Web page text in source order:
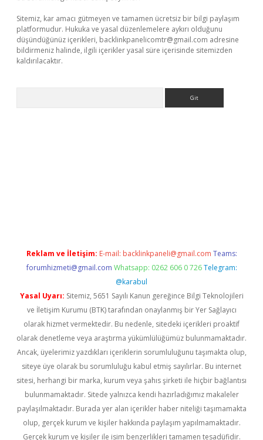
Sitemiz, kar amacı gütmeyen ve tamamen ücretsiz bir bilgi paylaşım
platformudur. Hukuka ve yasal düzenlemelere aykırı olduğunu
düşündüğünüz içerikleri, backlinkpanelicomtr@gmail.com adresine
bildirmeniz halinde, ilgili içerikler yasal süre içerisinde sitemizden
kaldırılacaktır.
Reklam ve İletişim: E-mail: backlinkpaneli@gmail.com Teams:
forumhizmeti@gmail.com Whatsapp: 0262 606 0 726 Telegram:
@karabul
Yasal Uyarı: Sitemiz, 5651 Sayılı Kanun gereğince Bilgi Teknolojileri
ve İletişim Kurumu (BTK) tarafından onaylanmış bir Yer Sağlayıcı
olarak hizmet vermektedir. Bu nedenle, sitedeki içerikleri proaktif
olarak denetleme veya araştırma yükümlülüğümüz bulunmamaktadır.
Ancak, üyelerimiz yazdıkları içeriklerin sorumluluğunu taşımakta olup,
siteye üye olarak bu sorumluluğu kabul etmiş sayılırlar. Bu internet
sitesi, herhangi bir marka, kurum veya şahıs şirketi ile hiçbir bağlantısı
bulunmamaktadır. Sitede yalnızca kendi hazırladığımız makaleler
paylaşılmaktadır. Burada yer alan içerikler haber niteliği taşımamakta
olup, gerçek kurum ve kişiler hakkında paylaşım yapılmamaktadır.
Gerçek kurum ve kişiler ile isim benzerlikleri tamamen tesadüfidir.